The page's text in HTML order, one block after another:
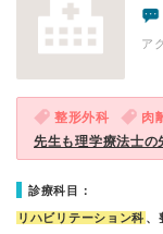
ア
整形外科 肉
先生も理学療法士の
診療科目：
リハビリテーション科 、